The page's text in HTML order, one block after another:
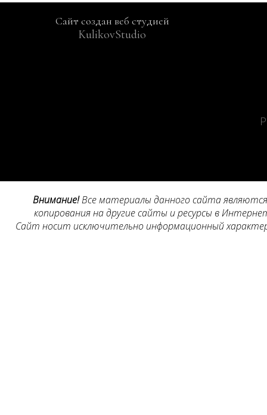
Сайт создан веб студией
Все материалы данного сайта
Сайт носит исключительно информационный